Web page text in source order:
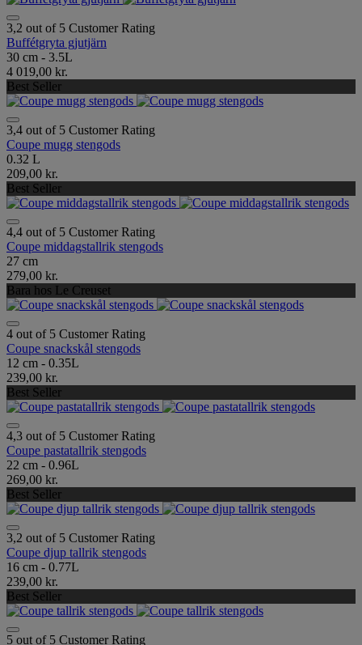
3,2 out of 5 Customer Rating
Buffétgryta gjutjärn
30 cm - 3.5L
4 019,00 kr.
Best Seller
3,4 out of 5 Customer Rating
Coupe mugg stengods
0.32 L
209,00 kr.
Best Seller
4,4 out of 5 Customer Rating
Coupe middagstallrik stengods
27 cm
279,00 kr.
Bara hos Le Creuset
4 out of 5 Customer Rating
Coupe snackskål stengods
12 cm - 0.35L
239,00 kr.
Best Seller
4,3 out of 5 Customer Rating
Coupe pastatallrik stengods
22 cm - 0.96L
269,00 kr.
Best Seller
3,2 out of 5 Customer Rating
Coupe djup tallrik stengods
16 cm - 0.77L
239,00 kr.
Best Seller
5 out of 5 Customer Rating